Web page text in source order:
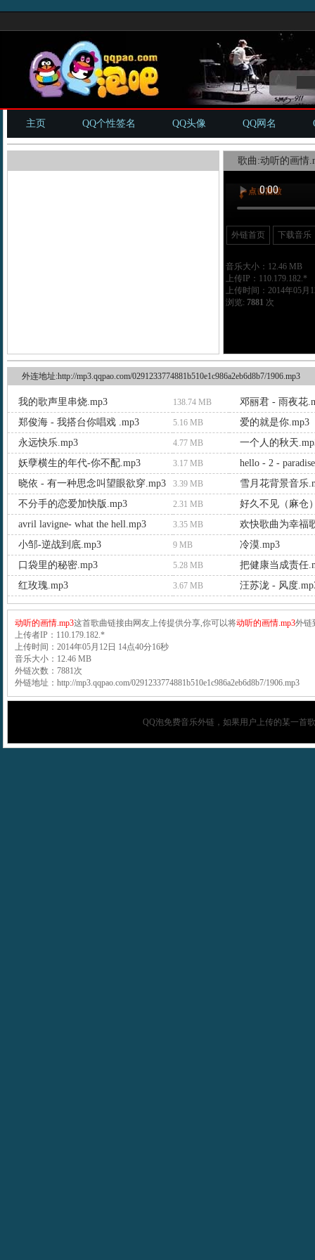
主页 QQ个性签名 QQ头像 QQ网名
歌曲:动听的画情
外链首页 下载音乐
音乐大小：12.46 MB
上传IP：110.179.182.*
上传时间：2014年05月
浏览: 7881 次
外连地址:http://mp3.qqpao.com/0291233774881b510e1c986a2eb6d8b7/1906.mp3
我的歌声里串烧.mp3 138.74 MB
邓丽君 - 雨夜花
郑俊海 - 我搭台你唱戏 .mp3
5.16 MB
爱的就是你.mp3
永远快乐.mp3
4.77 MB
一个人的秋天
妖孽横生的年代-你不配.mp3
3.17 MB
hello - 2 -
晓依 - 有一种思念叫望眼欲穿.mp3
3.39 MB
雪月花背景音乐
不分手的恋爱加快版.mp3
2.31 MB
好久不见（麻仓
avril lavigne- what the hell.mp3
3.35 MB
欢快歌曲为幸福
小邹-逆战到底.mp3
9 MB
冷漠.mp3
口袋里的秘密.mp3
5.28 MB
把健康当成责任
红玫瑰.mp3
3.67 MB 汪苏泷 - 风度
动听的画情.mp3这首歌曲链接由网友上传提供分享,你可以将动听的画情.mp3外链
上传者IP：110.179.182.*
上传时间：2014年05月12日 14点40分16秒
音乐大小：12.46 MB
外链次数：7881次
外链地址：http://mp3.qqpao.com/0291233774881b510e1c986a2eb6d8b7/1906.mp3
QQ泡免费音乐外链，如果用户上传的某一首